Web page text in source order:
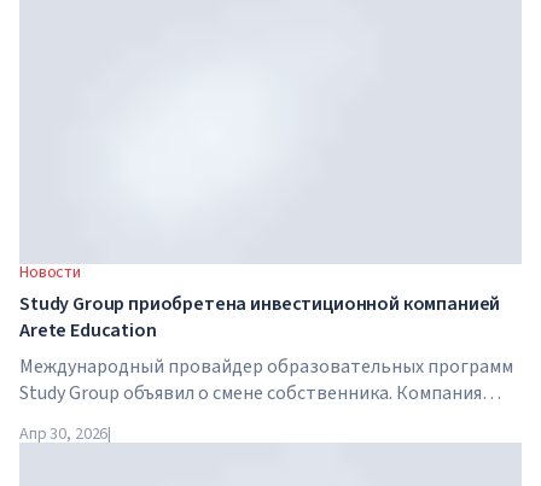
Новости
Study Group приобретена инвестиционной компанией
Arete Education
Международный провайдер образовательных программ
Study Group объявил о смене собственника. Компания
структурой в сфере высшего образования, созданной
Апр 30, 2026|